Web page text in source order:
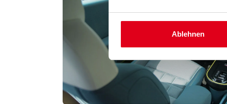
Ablehnen